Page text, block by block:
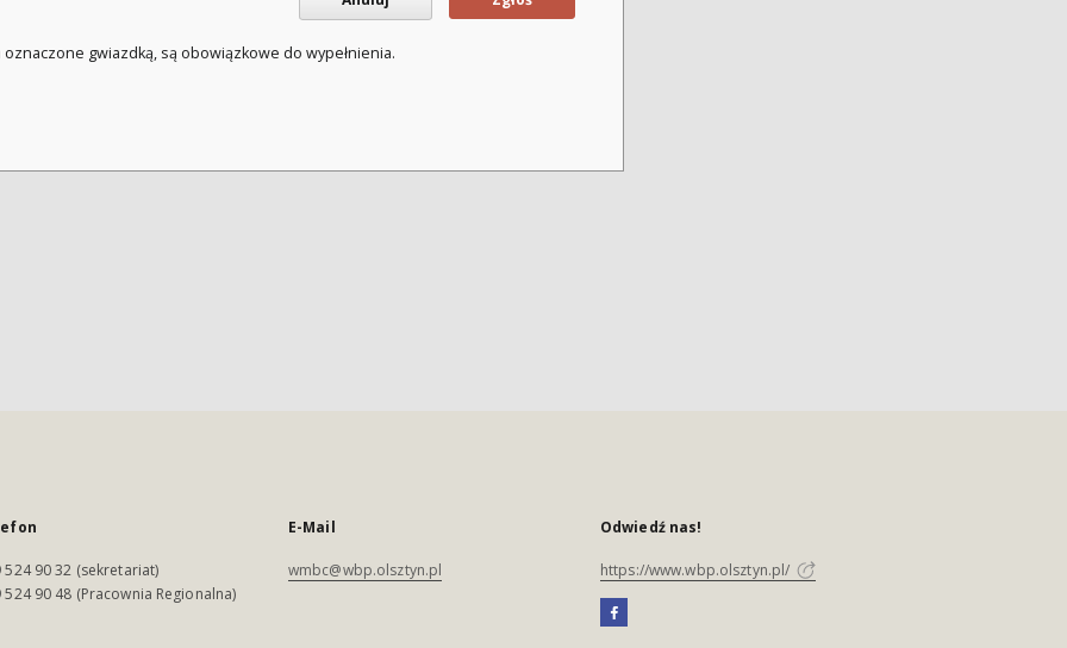
oznaczone gwiazdką, są obowiązkowe do wypełnienia.
524 90 32 (sekretariat)
524 90 48 (Pracownia Regionalna)
E-Mail
wmbc@wbp.olsztyn.pl
Odwiedź nas!
https://www.wbp.olsztyn.pl/